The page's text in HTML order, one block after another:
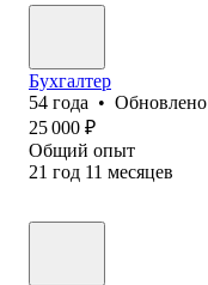
Бухгалтер
54 года • Обновлено
25 000 ₽
Общий опыт
21 год 11 месяцев